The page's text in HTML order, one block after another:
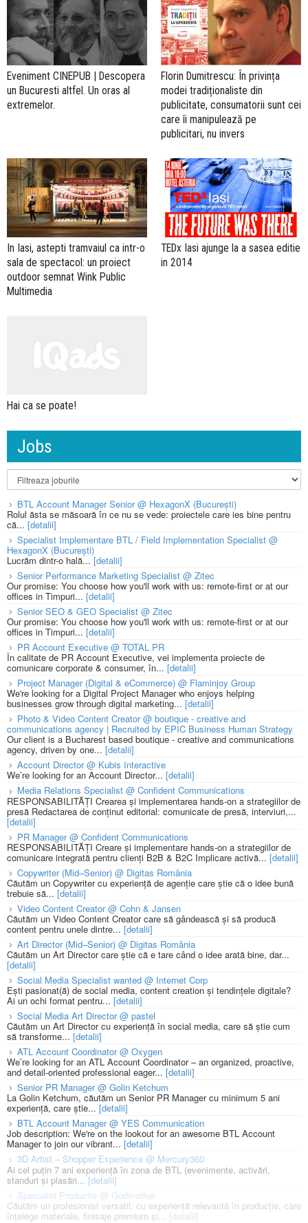
Eveniment CINEPUB | Descopera
un Bucuresti altfel. Un oras al
extremelor.
Florin Dumitrescu: În privința
modei tradiționaliste din
publicitate, consumatorii sunt cei
care îi manipulează pe
publicitari, nu invers
In Iasi, astepti tramvaiul ca intr-o
sala de spectacol: un proiect
outdoor semnat Wink Public
Multimedia
TEDx Iasi ajunge la a sasea editie
in 2014
Hai ca se poate!
Jobs
BTL Account Manager Senior @ HexagonX (București)
Rolul ăsta se măsoară în ce nu se vede: proiectele care ies bine pentru
că... [detalii]
Specialist Implementare BTL / Field Implementation Specialist @
HexagonX (București)
Lucrăm dintr-o hală...[detalii]
Senior Performance Marketing Specialist @ Zitec
Our promise: You choose how you'll work with us: remote-first or at our
offices in Timpuri... [detalii]
Senior SEO & GEO Specialist @ Zitec
Our promise: You choose how you'll work with us: remote-first or at our
offices in Timpuri... [detalii]
PR Account Executive @ TOTAL PR
În calitate de PR Account Executive, vei implementa proiecte de
comunicare corporate & consumer, în... [detalii]
Project Manager (Digital & eCommerce) @ Flaminjoy Group
We're looking for a Digital Project Manager who enjoys helping
businesses grow through digital marketing... [detalii]
Photo & Video Content Creator @ boutique - creative and
communications agency | Recruited by EPIC Business Human Strategy
Our client is a Bucharest based boutique - creative and communications
agency, driven by one... [detalii]
Account Director @ Kubis Interactive
We’re looking for an Account Director... [detalii]
Media Relations Specialist @ Confident Communications
RESPONSABILITĂȚI Crearea și implementarea hands-on a strategiilor de
presă Redactarea de conținut editorial: comunicate de presă, interviuri,...
[detalii]
PR Manager @ Confident Communications
RESPONSABILITĂȚI Creare și implementare hands-on a strategiilor de
comunicare integrată pentru clienți B2B & B2C Implicare activă... [detalii]
Copywriter (Mid–Senior) @ Digitas România
Căutăm un Copywriter cu experiență de agenție care știe că o idee bună
trebuie să... [detalii]
Video Content Creator @ Cohn & Jansen
Căutăm un Video Content Creator care să gândească și să producă
content pentru unele dintre... [detalii]
Art Director (Mid–Senior) @ Digitas România
Căutăm un Art Director care știe că e tare când o idee arată bine, dar...
[detalii]
Social Media Specialist wanted @ Internet Corp
Ești pasionat(ă) de social media, content creation și tendințele digitale?
Ai un ochi format pentru... [detalii]
Social Media Art Director @ pastel
Căutăm un Art Director cu experiență în social media, care să știe cum
să transforme... [detalii]
ATL Account Coordinator @ Oxygen
We’re looking for an ATL Account Coordinator – an organized, proactive,
and detail-oriented professional eager... [detalii]
Senior PR Manager @ Golin Ketchum
La Golin Ketchum, căutăm un Senior PR Manager cu minimum 5 ani
experiență, care știe... [detalii]
BTL Account Manager @ YES Communication
Job description: We're on the lookout for an awesome BTL Account
Manager to join our vibrant... [detalii]
3D Artist – Shopper Experience @ Mercury360
Ai cel puțin 7 ani experiență în zona de BTL (evenimente, activări,
standuri și plasări...[detalii]
Specialist Productie @ Godmother
Căutăm un profesionist versatil, cu experiență relevantă în producție, care
înțelege materiale, finisaje premium și... [detalii]